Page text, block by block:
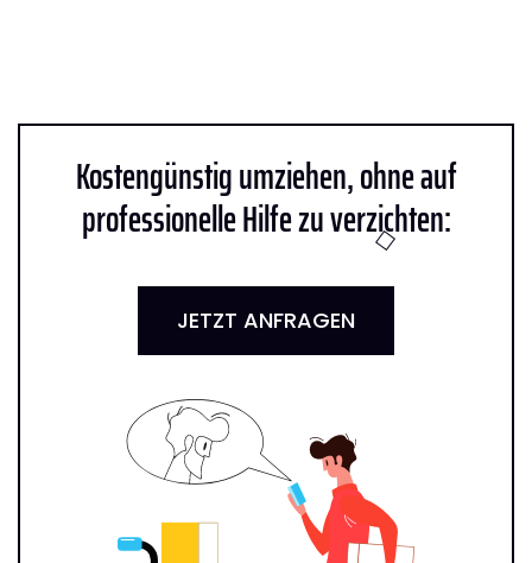
Kostengünstig umziehen, ohne auf
professionelle Hilfe zu verzichten:
JETZT ANFRAGEN